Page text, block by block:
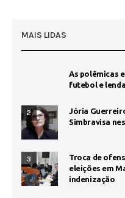
MAIS LIDAS
As polêmicas
futebol e
2
Jória
Simbravisa
3
Troca de
eleições em
indenização